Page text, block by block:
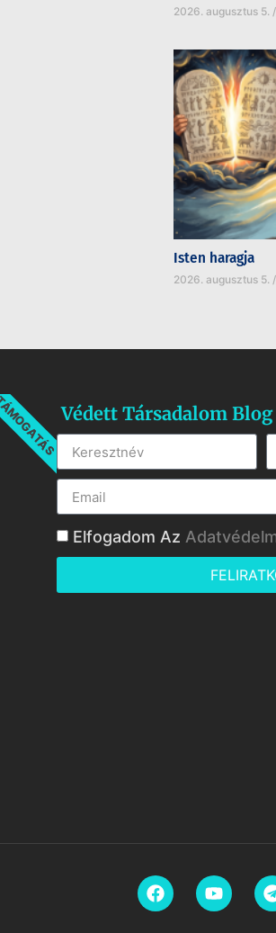
2026. augusztus 5.
Isten haragja
2026. augusztus 5.
Védett Társadalom
Elfogadom Az